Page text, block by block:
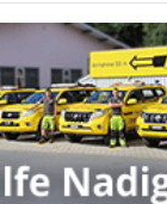
REDAKTION
kam es im